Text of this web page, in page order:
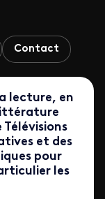
Contact
lecture, en
et des
pour
les